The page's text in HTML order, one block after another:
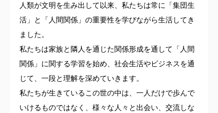
人類が文明を生み出して以来、私たちは常に「集団生
活」と「人間関係」の重要性を学びながら生活してき
ました。
私たちは家族と隣人を通じた関係形成を通して「人間
関係」に関する学習を始め、社会生活やビジネスを通
じて、一段と理解を深めていきます。
私たちが生きているこの世の中は、一人だけで歩んで
いけるものではなく、様々な人々と出会い、交流しな